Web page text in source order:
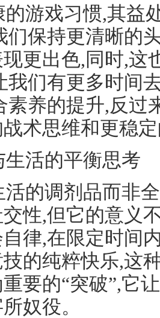
的游戏习惯,其益
们保持更清晰的
更出色,同时,这
我们有更多时间
素养的提升,反过
术思维和更稳
生活的平衡思考
活的调剂品而非
性,但它的意义
律,在限定时间
的纯粹快乐,这
要的“突破”,它
奴役。